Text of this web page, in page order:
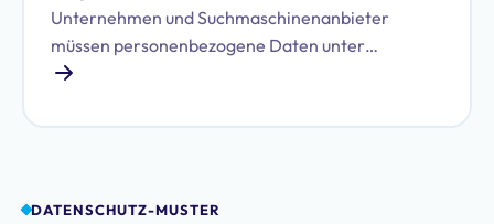
Unternehmen und Suchmaschinenanbieter
müssen personenbezogene Daten unter
bestimmten Voraussetzungen löschen. Erfahren
nachkommen.
DATENSCHUTZ-MUSTER